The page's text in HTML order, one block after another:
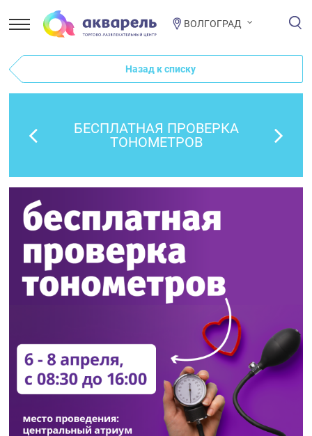
ВОЛГОГРАД
Назад к списку
БЕСПЛАТНАЯ ПРОВЕРКА
ТОНОМЕТРОВ